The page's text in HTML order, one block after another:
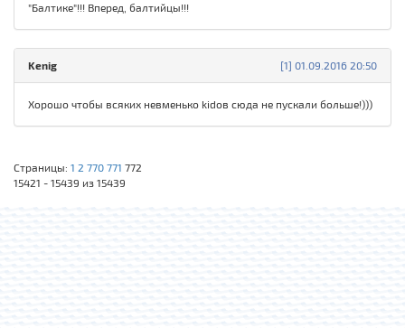
"Балтике"!!! Вперед, балтийцы!!!
[1] 01.09.2016 20:50
Kenig
Хорошо чтобы всяких невменько kidов сюда не пускали больше!)))
Страницы: 1 2 770 771 772
15421 - 15439 из 15439